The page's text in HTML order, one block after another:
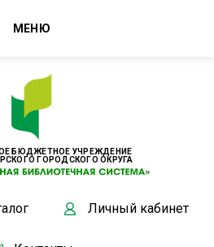
БЮДЖЕТНОЕ УЧРЕЖДЕНИЕ
ГОРОДСКОГО ОКРУГА
Личный кабинет
МЕНЮ